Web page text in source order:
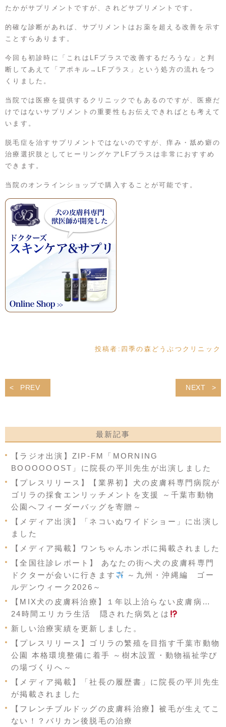
たかがサプリメントですが、されどサプリメントです。
的確な診断があれば、サプリメントはお薬を超える改善を示す
ことすらあります。
今回も初診時に「これはLFプラスで改善するだろうな」と判
断してあえて「アポキル→LFプラス」という処方の流れをつ
くりました。
当院では医療を提供するクリニックでもあるのですが、医療だ
けではないサプリメントの重要性もお伝えできればとも考えて
います。
脱毛症を治すサプリメントではないのですが、痒み・舐め癖の
治療選択肢としてヒーリングケアLFプラスは非常におすすめ
できます。
当院のオンラインショップで購入することが可能です。
投稿者: 四季の森どうぶつクリニック
PREV NEXT
最新記事
【ラジオ出演】ZIP-FM「MORNING
BOOOOOOST」に院長の平川先生が出演しました
【プレスリリース】【業界初】犬の皮膚科専門病院が
ゴリラの採食エンリッチメントを支援 ～千葉市動物
公園へフィーダーバッグを寄贈～
【メディア出演】「ネコいぬワイドショー」に出演し
ました
【メディア掲載】ワンちゃんホンポに掲載されました
【全国往診レポート】 あなたの街へ犬の皮膚科専門
ドクターが会いに行きます
～九州・沖縄編 ゴー
ルデンウィーク2026～
【MIX犬の皮膚科治療】１年以上治らない皮膚病…
24時間エリカラ生活 隠された病気とは
新しい治療実績を更新しました。
【プレスリリース】ゴリラの繁殖を目指す千葉市動物
公園 本格環境整備に着手 ～樹木設置・動物福祉学び
の場づくりへ～
【メディア掲載】「社長の履歴書」に院長の平川先生
が掲載されました
【フレンチブルドッグの皮膚科治療】被毛が生えてこ
ない！？バリカン後脱毛の治療